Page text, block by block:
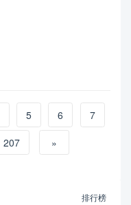
5 6
7
207 »
排行榜